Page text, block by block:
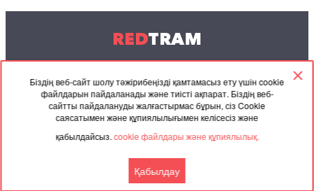
Біздің веб-сайт шолу тәжірибеңізді қамтамасыз ету үшін cookie
файлдарын пайдаланады және тиісті ақпарат. Біздің веб-
сайтты пайдалануды жалғастырмас бұрын, сіз Cookie
саясатымен және құпиялылығымен келісесіз және
қабылдайсыз.cookie файлдары және құпиялылық.
Қабылдау
REDTRAM
© 2004-2026 Redtram, Ltd.
Ынтымақтастық
Серіктес
материалдар
Мұрағат
Келісімі
Байланысу